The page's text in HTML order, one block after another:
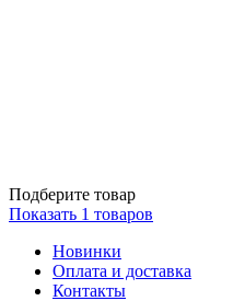
Подберите товар
Показать 1 товаров
Новинки
Оплата и доставка
Контакты